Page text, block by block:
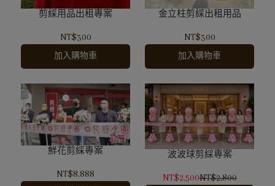
剪綵用品出租專案
NT$300
加入購物車
金立柱剪綵出租用品
NT$300
加入購物車
鮮花剪綵專案
NT$8,888
波波球剪綵專案
NT$2,500NT$2,800